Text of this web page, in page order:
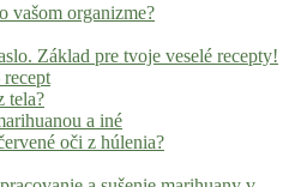
vašom organizme?
Základ pre tvoje veselé recepty!
tela?
a iné
oči z húlenia?